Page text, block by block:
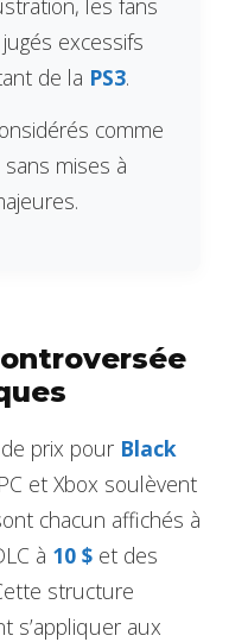
excessifs
de la PS3.
comme
sans mises à
prix pour Black
et Xbox soulèvent
chacun affichés à
à 10 $ et des
structure
s’appliquer aux